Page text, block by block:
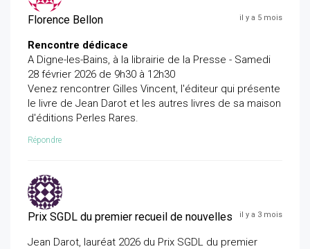
Florence Bellon il y a 5 mois
Rencontre dédicace
A Digne-les-Bains, à la librairie de la Presse - Samedi
28 février 2026 de 9h30 à 12h30
Venez rencontrer Gilles Vincent, l'éditeur qui présente
le livre de Jean Darot et les autres livres de sa maison
d'éditions Perles Rares.
Répondre
Prix SGDL du premier recueil de nouvelles il y a 3 mois
Jean Darot, lauréat 2026 du Prix SGDL du premier